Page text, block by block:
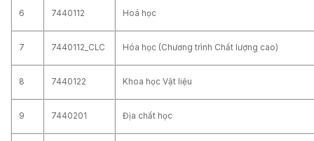
6 7440112 Hoá học
7 7440112_CLC Hóa học (Chương trình Chất lượng cao)
8 7440122 Khoa học Vật liệu
9 7440201 Địa chất học